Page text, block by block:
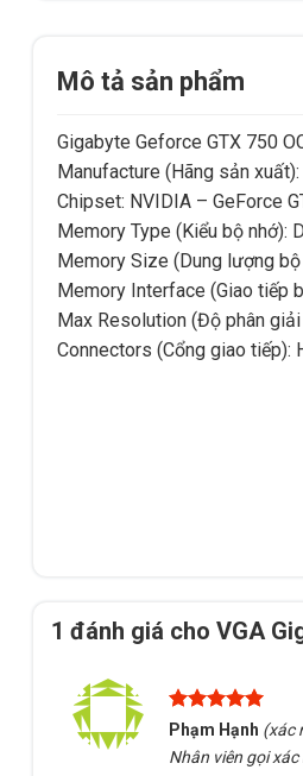
Mô tả sản phẩm
Gigabyte Geforce GTX 750
Manufacture (Hãng sản xuất):
Chipset: NVIDIA – GeForce
Memory Type (Kiểu bộ nhớ):
Memory Size (Dung lượng bộ
Memory Interface (Giao tiếp
Max Resolution (Độ phân
Connectors (Cổng giao tiếp):
1 đánh giá cho VGA
Được xếp
hạng
5
sao
Phạm Hạnh (xác
Nhân viên gọi